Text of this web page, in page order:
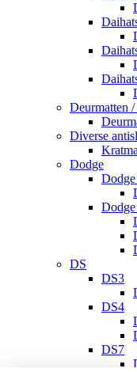
Deurmatten /
Diverse
Dodge
DS
DS3
DS4
DS7